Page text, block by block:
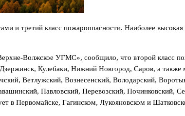
и третий класс пожароопасности. Наиболее
Волжское УГМС», сообщило, что второй класс
Кулебаки, Нижний Новгород, Саров, а
Ветлужский, Вознесенский, Володарский,
Павловский, Перевозский, Починковский,
в Первомайске, Гагинском, Лукояновском и